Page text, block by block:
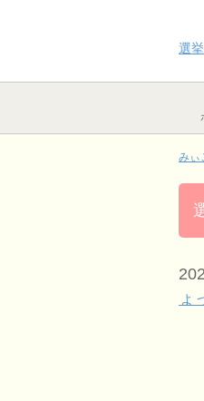
選
みぃ
ょ